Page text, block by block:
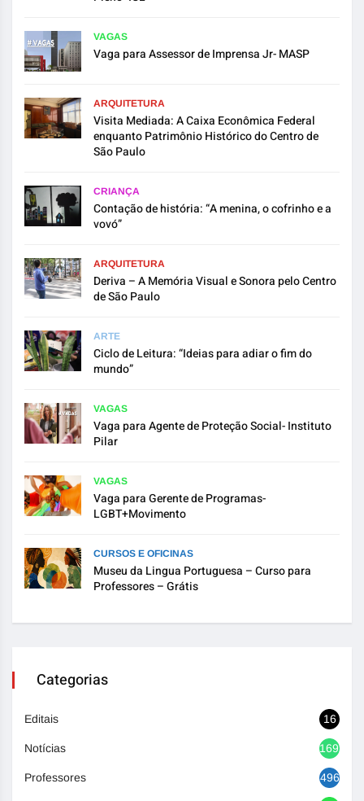
VAGAS
Vaga para Assessor de Imprensa Jr- MASP
ARQUITETURA
Visita Mediada: A Caixa Econômica Federal
enquanto Patrimônio Histórico do Centro de
São Paulo
CRIANÇA
Contação de história: “A menina, o cofrinho e a
vovó”
ARQUITETURA
Deriva – A Memória Visual e Sonora pelo Centro
de São Paulo
ARTE
Ciclo de Leitura: “Ideias para adiar o fim do
mundo”
VAGAS
Vaga para Agente de Proteção Social- Instituto
Pilar
VAGAS
Vaga para Gerente de Programas-
LGBT+Movimento
CURSOS E OFICINAS
Museu da Lingua Portuguesa – Curso para
Professores – Grátis
Categorias
Editais 16
Notícias 1692
Professores 496